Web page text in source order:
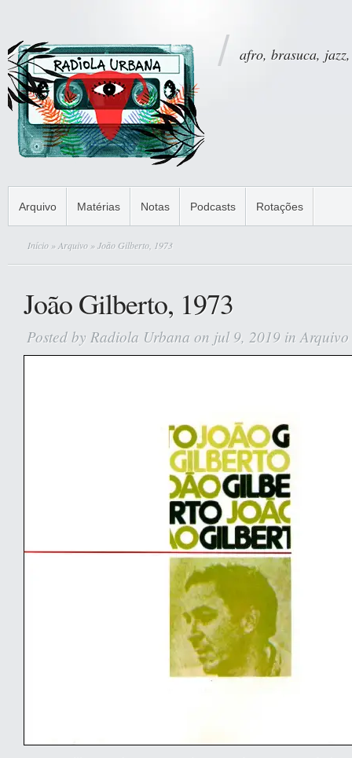
afro, brasuca,
Arquivo Matérias Notas Podcasts Rotações
Início »Arquivo » João Gilberto, 1973
João Gilberto, 1973
Posted by Radiola Urbana on jul 9, 2019 in Arquivo